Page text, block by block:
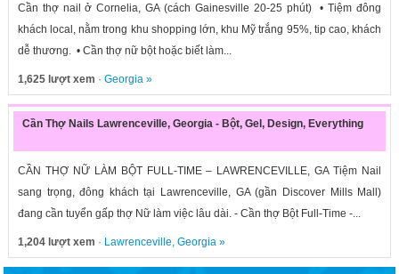
Cần thợ nail ở Cornelia, GA (cách Gainesville 20-25 phút) • Tiệm đông
khách local, nằm trong khu shopping lớn, khu Mỹ trắng 95%, tip cao, khách
dễ thương. • Cần thợ nữ bột hoặc biết làm...
1,625 lượt xem · Georgia»
Cần Thợ Nails Lawrenceville, Georgia - Bột, Gel, Design, Everything
CẦN THỢ NỮ LÀM BỘT FULL-TIME – LAWRENCEVILLE, GA Tiệm Nail
sang trọng, đông khách tại Lawrenceville, GA (gần Discover Mills Mall)
đang cần tuyển gấp thợ Nữ làm việc lâu dài. - Cần thợ Bột Full-Time -...
1,204 lượt xem · Lawrenceville, Georgia»